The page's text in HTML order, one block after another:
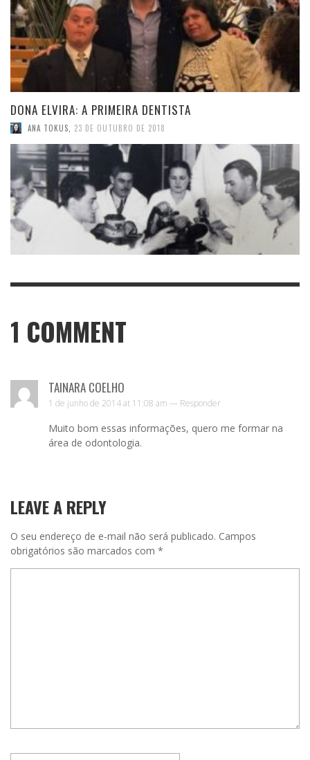
DONA ELVIRA: A PRIMEIRA DENTISTA
ANA TOKUS 23 DE OUTUBRO DE 2018
1 COMMENT
TAINARA COELHO
1 de junho de 2014 at 11:08 am — Responder
Muito bom essas informações, quero me formar na
área de odontologia.
LEAVE A REPLY
O seu endereço de e-mail não será publicado. Campos
obrigatórios são marcados com *